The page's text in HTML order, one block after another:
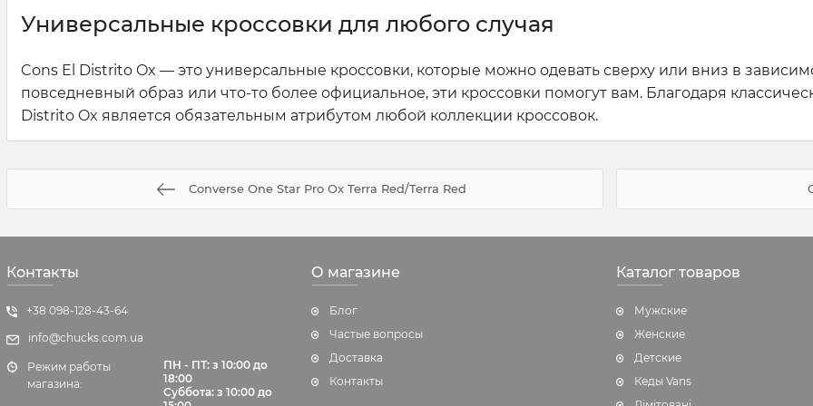
Универсальные кроссовки для любого случая
Cons El Distrito Ox — это универсальные кроссовки, которые можно одевать сверху или вниз в
повседневный образ или что-то более официальное, эти кроссовки помогут вам. Благодаря
Distrito Ox является обязательным атрибутом любой коллекции кроссовок.
Converse One Star Pro Ox Terra Red/Terra Red
Контакты
+38 098-128-43-64
info@chucks.com.ua
Режим работы
магазина:
ПН - ПТ: з 10:00 до
18:00
Суббота:з 10:00 до
О магазине
Блог
Частые вопросы
Доставка
Контакты
Каталог товаров
Мужские
Женские
Детские
Кеды Vans